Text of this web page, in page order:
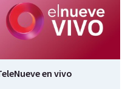
en vivo